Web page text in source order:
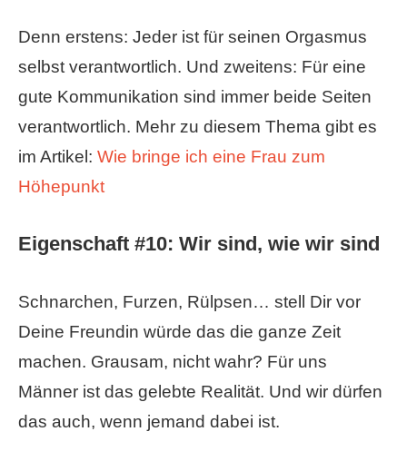
Denn erstens: Jeder ist für seinen Orgasmus
selbst verantwortlich. Und zweitens: Für eine
gute Kommunikation sind immer beide Seiten
verantwortlich. Mehr zu diesem Thema gibt es
im Artikel: Wie bringe ich eine Frau zum
Höhepunkt
Eigenschaft #10: Wir sind, wie wir sind
Schnarchen, Furzen, Rülpsen… stell Dir vor
Deine Freundin würde das die ganze Zeit
machen. Grausam, nicht wahr? Für uns
Männer ist das gelebte Realität. Und wir dürfen
das auch, wenn jemand dabei ist.